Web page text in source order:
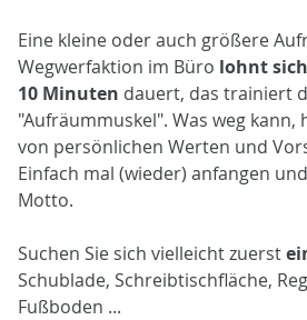
Eine kleine oder auch größere
Wegwerfaktion im Büro lohnt sich
10 Minuten dauert, das trainiert
"Aufräummuskel". Was weg
von persönlichen Werten und
Einfach mal (wieder) anfangen
Motto.
Suchen Sie sich vielleicht zuerst
Schublade, Schreibtischfläche,
Fußboden ...